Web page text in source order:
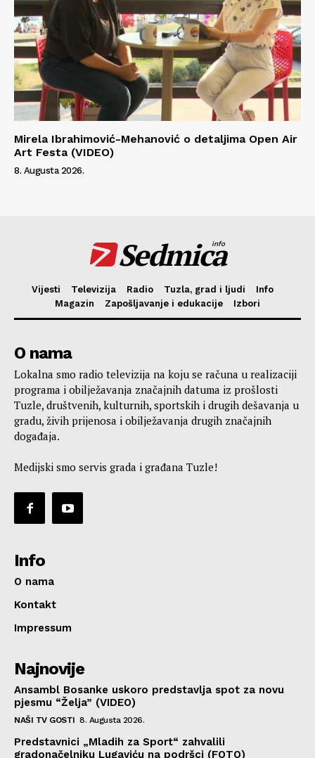
Mirela Ibrahimović-Mehanović o detaljima Open Air
Art Festa (VIDEO)
8. Augusta 2026.
Sedmica
info
Vijesti Televizija Radio Tuzla, grad i ljudi
Info
Magazin
Zapošljavanje i edukacije Izbori
O nama
Lokalna smo radio televizija na koju se računa u realizaciji
programa i obilježavanja značajnih datuma iz prošlosti
Tuzle, društvenih, kulturnih, sportskih i drugih dešavanja u
gradu, živih prijenosa i obilježavanja drugih značajnih
događaja.
Medijski smo servis grada i građana Tuzle!
Info
O nama
Kontakt
Impressum
Najnovije
Ansambl Bosanke uskoro predstavlja spot za novu
pjesmu “Želja” (VIDEO)
NAŠI TV GOSTI 8. Augusta 2026.
Predstavnici „Mladih za Sport“ zahvalili
gradonačelniku Lugaviću na podršci (FOTO)